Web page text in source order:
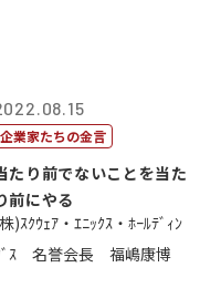
企業家たちの金言
たり前でないことを当た
前にやる
)ｽｸｳｪｱ・ｴﾆｯｸｽ・ﾎｰﾙﾃﾞｨﾝ
ﾞｽ 名誉会長 福嶋康博